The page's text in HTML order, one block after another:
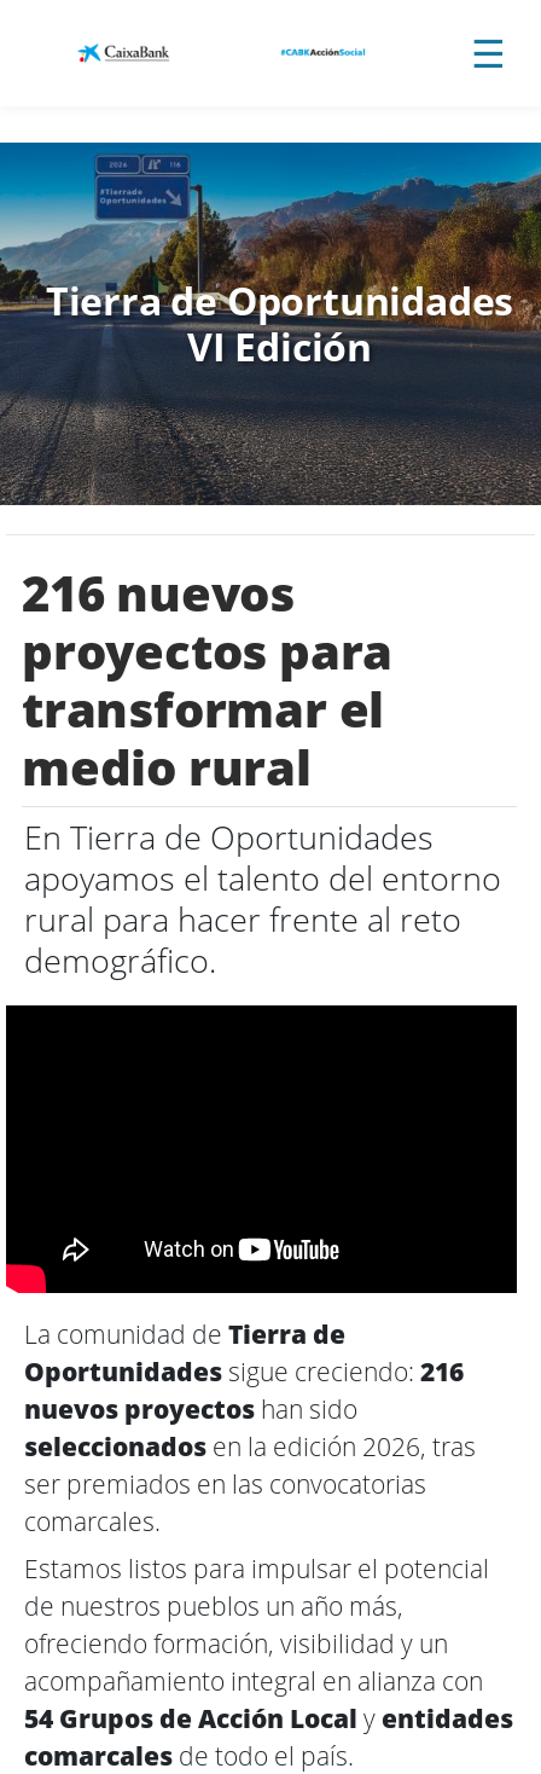
☰
Tierra de Oportunidades
VI Edición
216 nuevos
proyectos para
transformar el
medio rural
En Tierra de Oportunidades
apoyamos el talento del entorno
rural para hacer frente al reto
demográfico.
La comunidad de Tierra de
Oportunidadessigue creciendo: 216
nuevos proyectos han sido
seleccionados en la edición 2026, tras
ser premiados en las convocatorias
comarcales.
Estamos listos para impulsar el potencial
de nuestros pueblos un año más,
ofreciendo formación, visibilidad y un
acompañamiento integral en alianza con
54 Grupos de Acción Local y entidades
comarcales de todo el país.